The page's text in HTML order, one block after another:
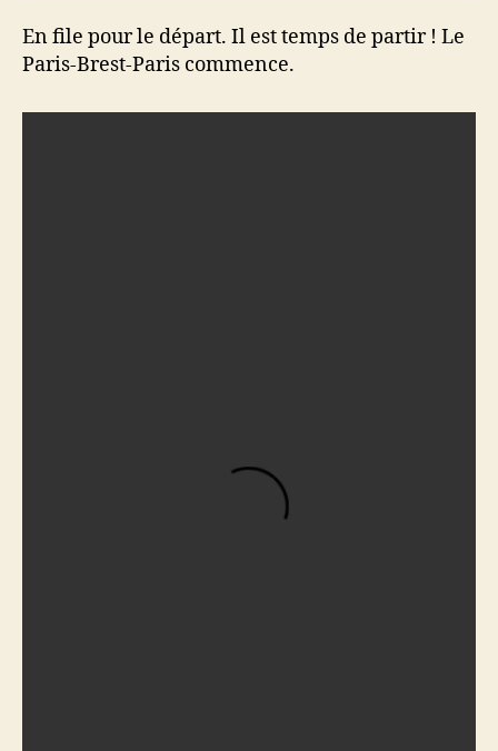
En file pour le départ. Il est temps de partir ! Le
Paris-Brest-Paris commence.